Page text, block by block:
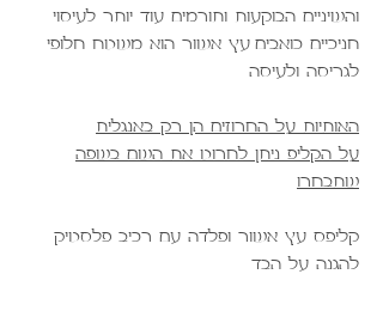
והשיניים הבוקעות ותורמים עוד יותר לעיסוי
חניכיים כואבים.עץ אשור הוא משטח חלופי
לגריסה ולעיסה.
האותיות על החרוזים הן רק באנגלית
על הקליפ ניתן לחרוט את השם בשפה
שתבחרו
קליפס עץ אשור ופלדה עם רכיב פלסטיק
להגנה על הבד.